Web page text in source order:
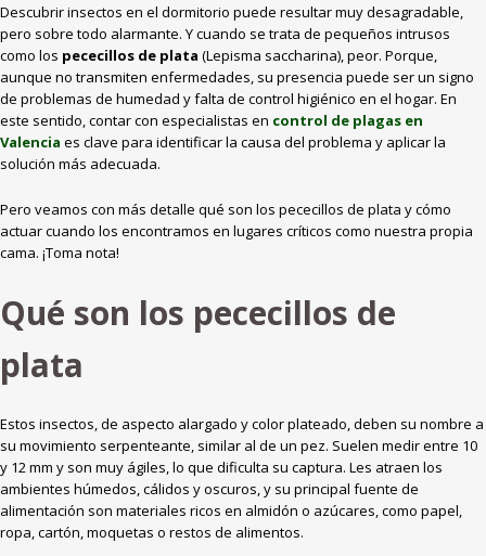
Descubrir insectos en el dormitorio puede resultar muy desagradable,
pero sobre todo alarmante. Y cuando se trata de pequeños intrusos
como los pececillos de plata (Lepisma saccharina), peor. Porque,
aunque no transmiten enfermedades, su presencia puede ser un signo
de problemas de humedad y falta de control higiénico en el hogar. En
este sentido, contar con especialistas en control de plagas en
Valencia es clave para identificar la causa del problema y aplicar la
solución más adecuada.
Pero veamos con más detalle qué son los pececillos de plata y cómo
actuar cuando los encontramos en lugares críticos como nuestra propia
cama. ¡Toma nota!
Qué son los pececillos de
plata
Estos insectos, de aspecto alargado y color plateado, deben su nombre a
su movimiento serpenteante, similar al de un pez. Suelen medir entre 10
y 12 mm y son muy ágiles, lo que dificulta su captura. Les atraen los
ambientes húmedos, cálidos y oscuros, y su principal fuente de
alimentación son materiales ricos en almidón o azúcares, como papel,
ropa, cartón, moquetas o restos de alimentos.